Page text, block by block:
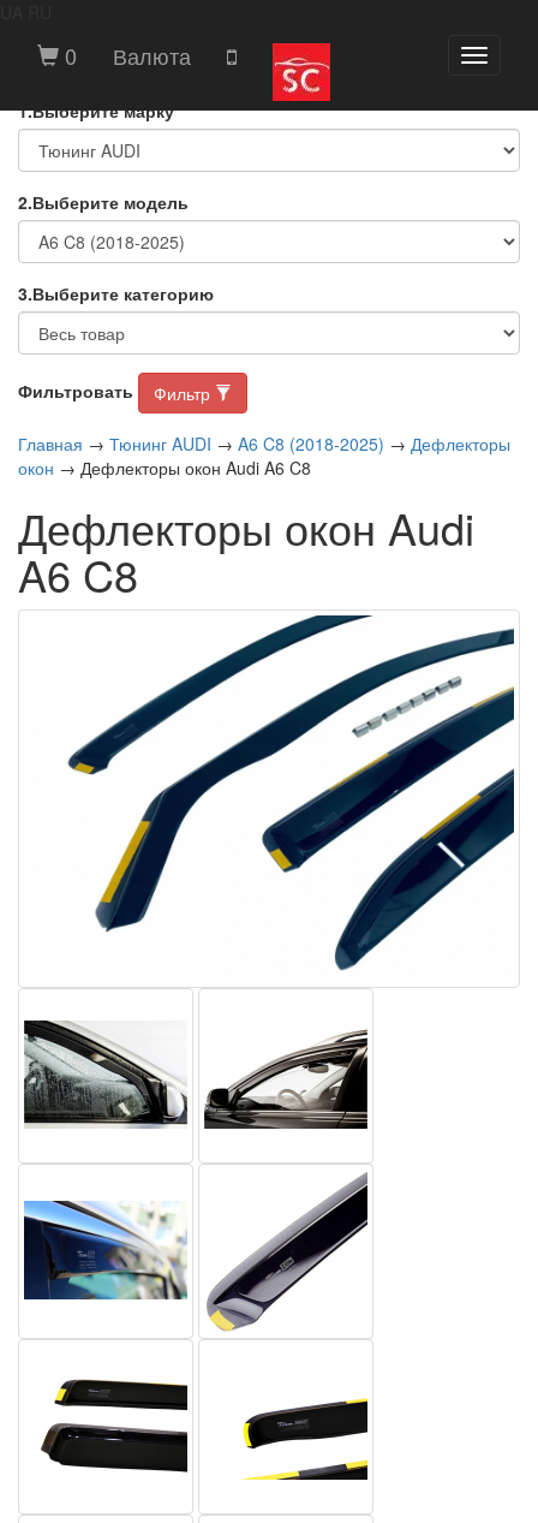
Toggle
0 Валюта
ВЫБЕРИТЕ МАРКУ И МОДЕЛЬ
АВТОМОБИЛЯ
1.Выберите марку
2.Выберите модель
3.Выберите категорию
Фильтровать Фильтр
Главная → Тюнинг AUDI → A6 C8 (2018-2025) → Дефлекторы
окон → Дефлекторы окон Audi A6 C8
Дефлекторы окон Audi
A6 C8